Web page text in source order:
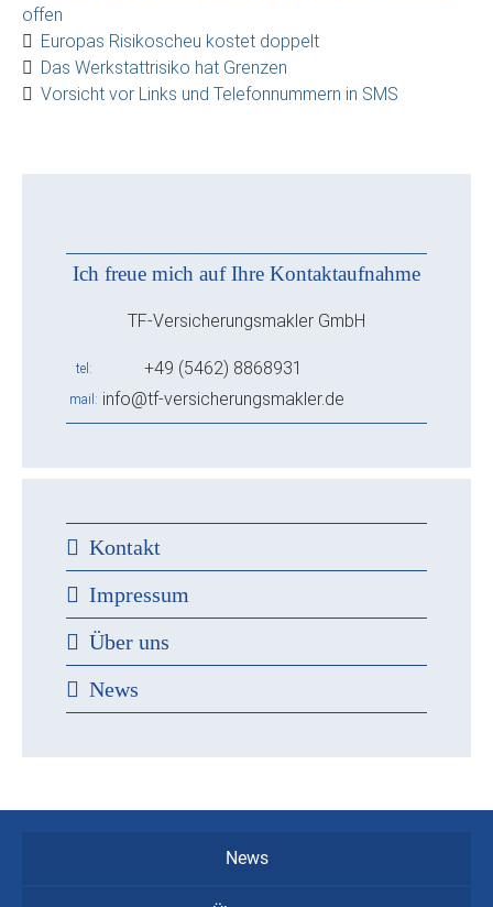
offen
Europas Risikoscheu kostet doppelt
Das Werkstattrisiko hat Grenzen
Vorsicht vor Links und Telefonnummern in SMS
Ich freue mich auf Ihre Kontaktaufnahme
TF-Versicherungsmakler GmbH
tel +49 (5462) 8868931
mail info@tf-versicherungsmakler.de
Kontakt
Impressum
Über uns
News
News